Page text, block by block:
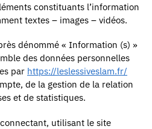
constituants l’information
textes – images – vidéos.
dénommé « Information (s) »
des données personnelles
par https://leslessiveslam.fr/
de la gestion de la relation
et de statistiques.
utilisant le site